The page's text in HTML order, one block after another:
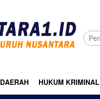
DAERAH HUKUM KRIMINAL